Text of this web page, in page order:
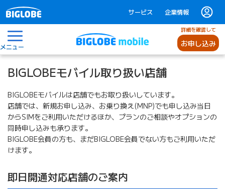
サービス 企業情報
メニュー
詳細を確認して
お申し込み
BIGLOBEモバイル取り扱い店舗
BIGLOBEモバイルは店舗でもお取り扱いしています。
店舗では、新規お申し込み、お乗り換え(MNP)でも申し込み当日
からSIMをご利用いただけるほか、プランのご相談やオプションの
同時申し込みも承ります。
BIGLOBE会員の方も、まだBIGLOBE会員でない方もご利用いただ
けます。
即日開通対応店舗のご案内